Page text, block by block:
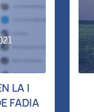
LA I
FADIA